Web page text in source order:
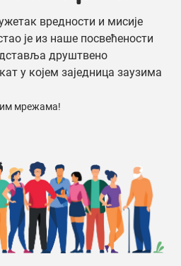
вредности и мисије
је из наше посвећености
друштвено
у којем заједница заузима
мрежама!